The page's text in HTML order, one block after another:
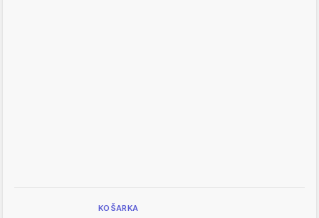
KOŠARKA